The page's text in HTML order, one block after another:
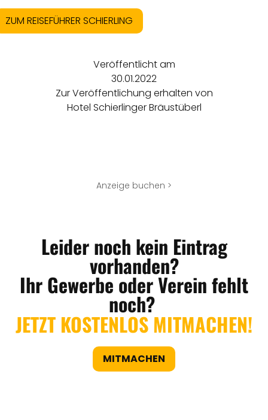
ZUM REISEFÜHRER SCHIERLING
Veröffentlicht am
30.01.2022
Zur Veröffentlichung erhalten von
Hotel Schierlinger Bräustüberl
Anzeige buchen >
Leider noch kein Eintrag
vorhanden?
Ihr Gewerbe oder Verein fehlt
noch?
JETZT KOSTENLOS MITMACHEN!
MITMACHEN